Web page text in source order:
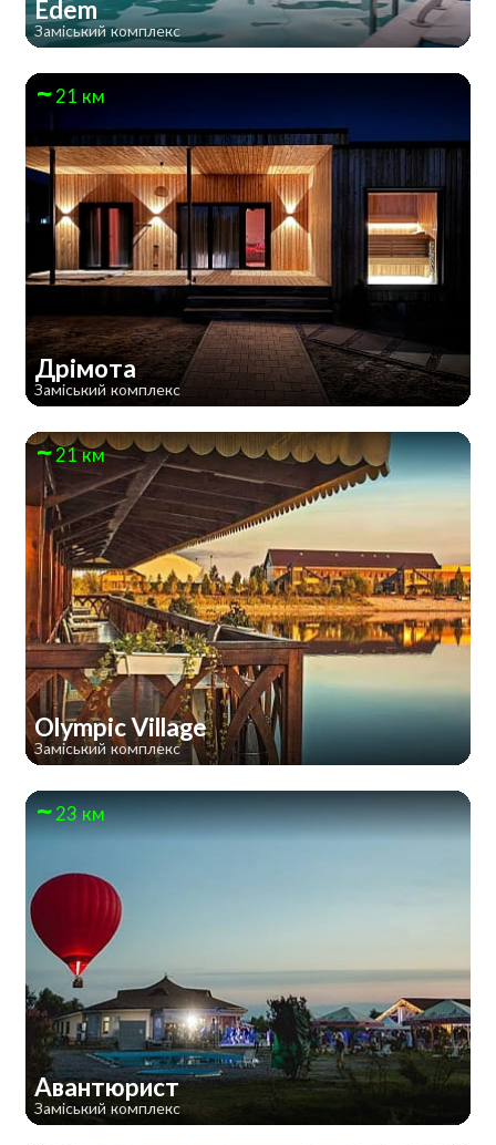
Edem
Заміський комплекс
21 км
Дрімота
Заміський комплекс
21 км
Olympic Village
Заміський комплекс
23 км
Авантюрист
Заміський комплекс